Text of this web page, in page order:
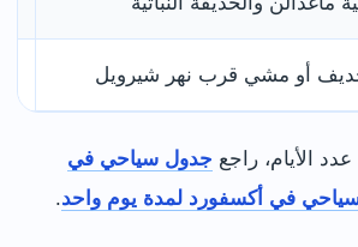
أو مشي قرب نهر شيرويل
الأيام، راجع جدول سياحي في
سياحي في أكسفورد لمدة يوم واحد.